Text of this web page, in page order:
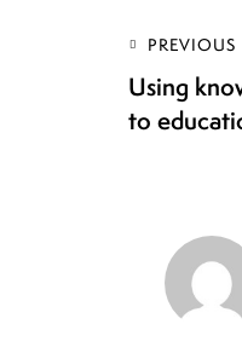
PREVIOUS
Using
to